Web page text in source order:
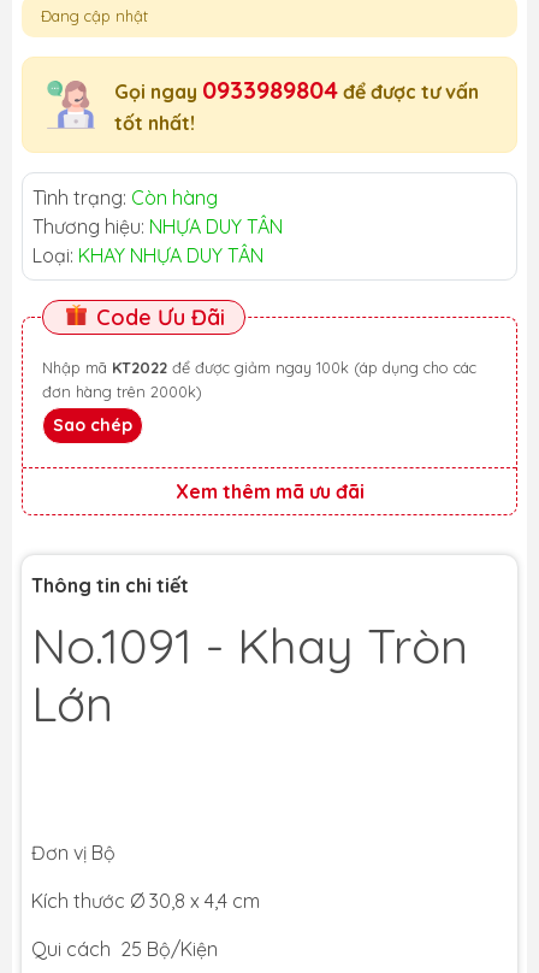
Đang cập nhật
Gọi ngay 0933989804 để được tư vấn
tốt nhất!
Tình trạng: Còn hàng
Thương hiệu: NHỰA DUY TÂN
Loại: KHAY NHỰA DUY TÂN
Code Ưu Đãi
Nhập mã KT2022
đơn hàng trên 2000k)
Sao chép
Xem thêm mã ưu đãi
Thông tin chi tiết
No.1091 - Khay Tròn
Lớn
Đơn vị Bộ
Kích thước Ø 30,8 x 4,4 cm
Qui cách 25 Bộ/Kiện